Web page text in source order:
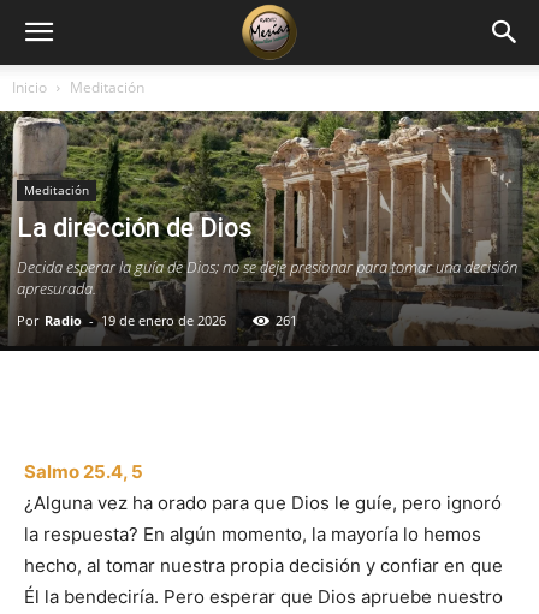
Inicio Meditación
Meditación
La dirección de Dios
Decida esperar la guía de Dios; no se deje presionar para tomar una decisión
apresurada.
Por Radio - 19 de enero de 2026 261
Salmo 25.4, 5
¿Alguna vez ha orado para que Dios le guíe, pero ignoró
la respuesta? En algún momento, la mayoría lo hemos
hecho, al tomar nuestra propia decisión y confiar en que
Él la bendeciría. Pero esperar que Dios apruebe nuestro